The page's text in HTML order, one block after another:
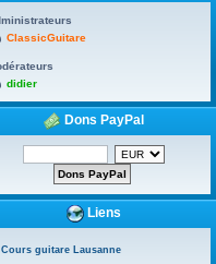
ClassicGuitare
didier
Dons PayPal
Liens
Cours guitare Lausanne